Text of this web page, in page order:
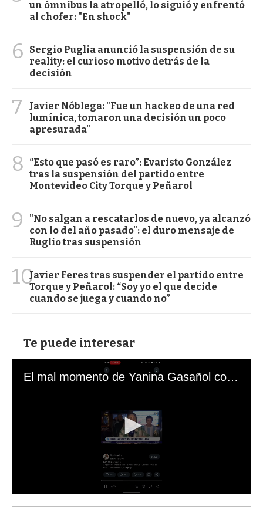
un ómnibus la atropelló, lo siguió y enfrentó
al chofer: "En shock"
6
Sergio Puglia anunció la suspensión de su
reality: el curioso motivo detrás de la
decisión
7
Javier Nóblega: "Fue un hackeo de una red
lumínica, tomaron una decisión un poco
apresurada"
8
“Esto que pasó es raro”: Evaristo González
tras la suspensión del partido entre
Montevideo City Torque y Peñarol
9
"No salgan a rescatarlos de nuevo, ya alcanzó
con lo del año pasado": el duro mensaje de
Ruglio tras suspensión
10Javier Feres tras suspender el partido entre
Torque y Peñarol: “Soy yo el que decide
cuando se juega y cuando no”
Te puede interesar
El mal momento de Yanina Gasañol con un hincha argentino en "Subrayado"
s